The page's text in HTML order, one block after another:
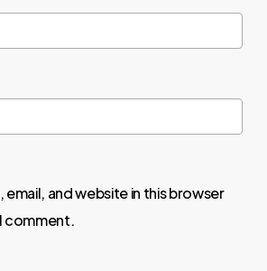
email, and website in this browser
comment.